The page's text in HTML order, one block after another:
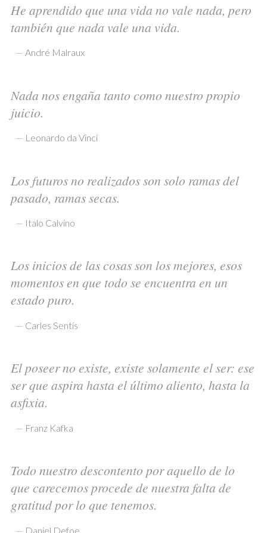
He aprendido que una vida no vale nada, pero
también que nada vale una vida.
— André Malraux
Nada nos engaña tanto como nuestro propio
juicio.
— Leonardo da Vinci
Los futuros no realizados son solo ramas del
pasado, ramas secas.
— Italo Calvino
Los inicios de las cosas son los mejores, esos
momentos en que todo se encuentra en un
estado puro.
— Carles Sentís
El poseer no existe, existe solamente el ser: ese
ser que aspira hasta el último aliento, hasta la
asfixia.
— Franz Kafka
Todo nuestro descontento por aquello de lo
que carecemos procede de nuestra falta de
gratitud por lo que tenemos.
— Daniel Defoe